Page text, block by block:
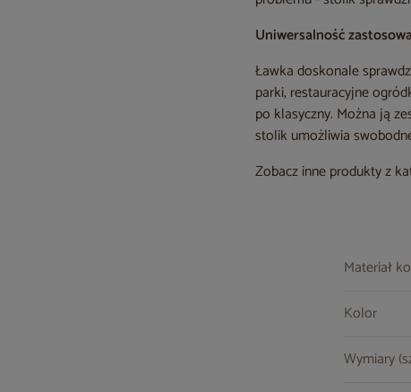
Uniwersalność
Ławka doskonale
parki, restauracyjne
po klasyczny. Można ją
stolik umożliwia
Zobacz inne produkty z
Materiał
Kolor
Wymiary